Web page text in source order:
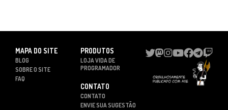
MAPA DO SITE
BLOG
SOBRE O SITE
FAQ
PRODUTOS
LOJA VIDA DE
PROGRAMADOR
CONTATO
CONTATO
ENVIE SUA SUGESTÃO